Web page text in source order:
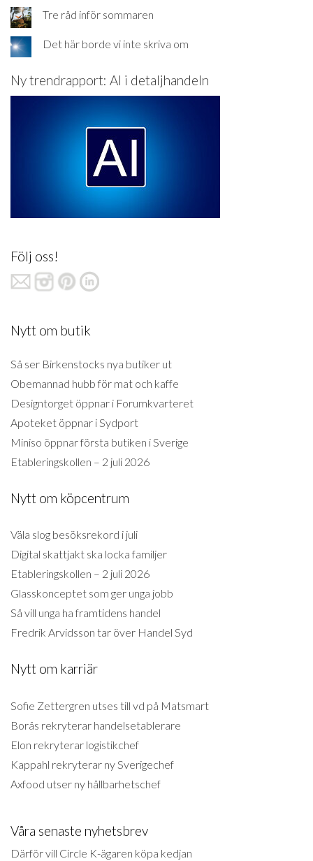
Tre råd inför sommaren
Det här borde vi inte skriva om
Ny trendrapport: AI i detaljhandeln
Följ oss!
Nytt om butik
Så ser Birkenstocks nya butiker ut
Obemannad hubb för mat och kaffe
Designtorget öppnar i Forumkvarteret
Apoteket öppnar i Sydport
Miniso öppnar första butiken i Sverige
Etableringskollen – 2 juli 2026
Nytt om köpcentrum
Väla slog besöksrekord i juli
Digital skattjakt ska locka familjer
Etableringskollen – 2 juli 2026
Glasskonceptet som ger unga jobb
Så vill unga ha framtidens handel
Fredrik Arvidsson tar över Handel Syd
Nytt om karriär
Sofie Zettergren utses till vd på Matsmart
Borås rekryterar handelsetablerare
Elon rekryterar logistikchef
Kappahl rekryterar ny Sverigechef
Axfood utser ny hållbarhetschef
Våra senaste nyhetsbrev
Därför vill Circle K-ägaren köpa kedjan